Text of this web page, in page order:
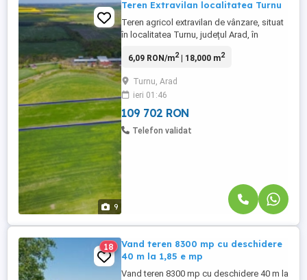
9
Teren Extravilan localitatea Turnu
Teren agricol extravilan de vânzare, situat
în localitatea Turnu, județul Arad, în
Suprafața totală este de 1,8 hectare
dimensiuni aproximative de 200 m
lungime și 100 m lățime. Terenul este ideal
pentru activități agricole ...
6,09 RON/m2| 18,000 m2
Turnu, Arad
ieri 01:46
109 702 RON
Telefon validat
18
Vand teren 8300 mp cu deschidere
40 m la 1,85 e mp
Vand teren 8300 mp cu deschidere 40 m la